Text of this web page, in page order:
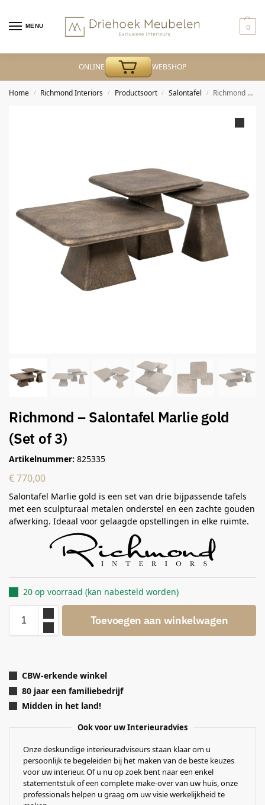
MENU 0
ONLINE WEBSHOP
Home / Richmond Interiors / Productsoort / Salontafel / Richmond – Salontafel Marlie gold (Set of 3)
Richmond – Salontafel Marlie gold
(Set of 3)
Artikelnummer: 825335
€770,00
Salontafel Marlie gold is een set van drie bijpassende tafels
met een sculpturaal metalen onderstel en een zachte gouden
afwerking. Ideaal voor gelaagde opstellingen in elke ruimte.
20 op voorraad (kan nabesteld worden)
Toevoegen aan winkelwagen
CBW-erkende winkel
80 jaar een familiebedrijf
Midden in het land!
Ook voor uw Interieuradvies
Onze deskundige interieuradviseurs staan klaar om u
persoonlijk te begeleiden bij het maken van de beste keuzes
voor uw interieur. Of u nu op zoek bent naar een enkel
statementstuk of een complete make-over van uw huis, onze
professionals helpen u graag om uw visie werkelijkheid te